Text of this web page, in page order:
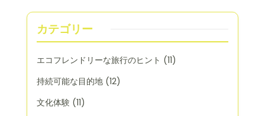
カテゴリー
エコフレンドリーな旅行のヒント (11)
持続可能な目的地 (12)
文化体験 (11)